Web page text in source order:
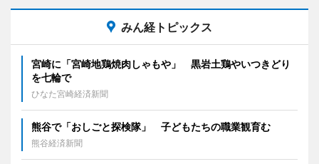
みん経トピックス
宮崎に「宮崎地鶏焼肉しゃもや」 黒岩土鶏やいつきどり
を七輪で
ひなた宮崎経済新聞
熊谷で「おしごと探検隊」 子どもたちの職業観育む
熊谷経済新聞